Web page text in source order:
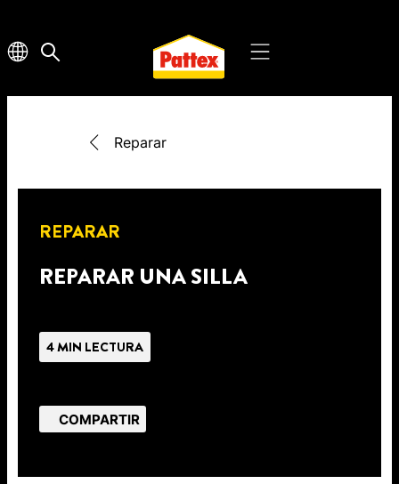
Reparar
REPARAR
REPARAR UNA SILLA
4 MIN LECTURA
COMPARTIR